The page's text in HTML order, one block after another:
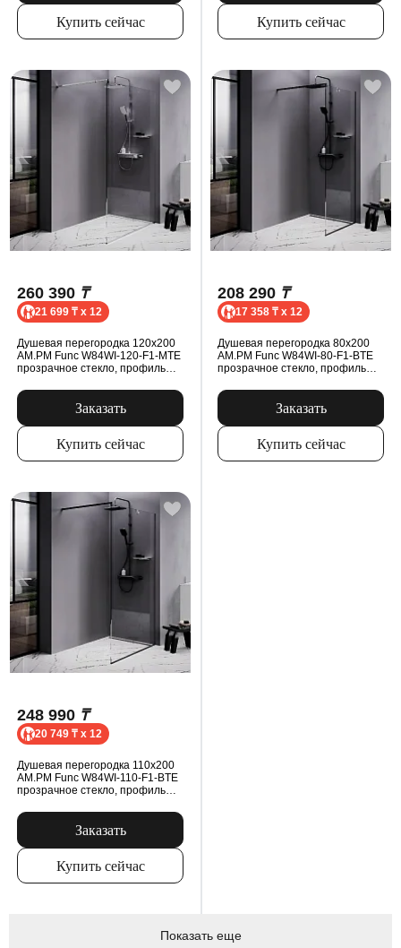
Купить сейчас Купить сейчас
260 390 ₸
21 699 ₸ x 12
Душевая перегородка 120x200
AM.PM Func W84WI-120-F1-MTE
прозрачное стекло, профиль
Заказать
Купить сейчас
208 290 ₸
17 358 ₸ x 12
Душевая перегородка 80x200
AM.PM Func W84WI-80-F1-BTE
прозрачное стекло, профиль
Заказать
Купить сейчас
248 990 ₸
20 749 ₸ x 12
Душевая перегородка 110x200
AM.PM Func W84WI-110-F1-BTE
прозрачное стекло, профиль
Заказать
Купить сейчас
Показать еще